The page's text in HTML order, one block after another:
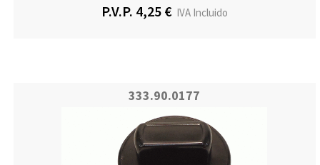
P.V.P. 4,25 €IVA Incluido
333.90.0177